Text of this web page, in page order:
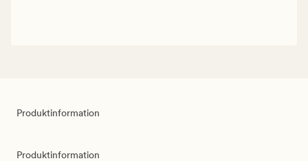
Produktinformation
Produktinformation